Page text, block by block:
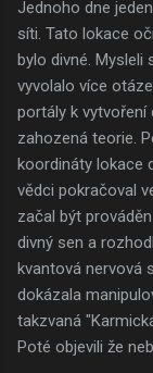
Jednoho dne
síti. Tato lokace
bylo divné. Mysleli
vyvolalo více
portály k vytvoření
zahozená teorie.
koordináty lokace
vědci pokračoval
začal být
divný sen a
kvantová nervová
dokázala
takzvaná
Poté objevili že